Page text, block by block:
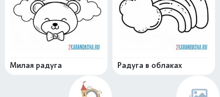
Милая радуга Радуга в облаках